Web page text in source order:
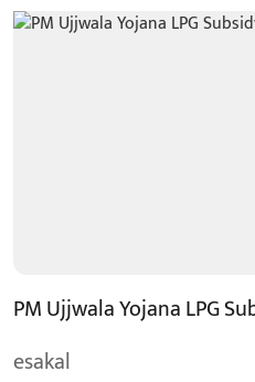
PM Ujjwala Yojana LPG
esakal